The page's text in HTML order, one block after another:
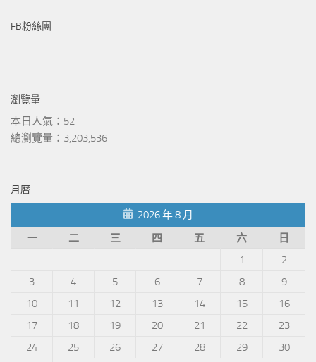
FB粉絲團
瀏覽量
本日人氣：52
總瀏覽量：3,203,536
月曆
2026 年 8 月
一
二 三 四 五 六
日
1
2
3
4 5 6 7 8
9
10
11 12 13 14 15
16
17
18 19 20 21 22
23
24
25 26 27 28 29
30